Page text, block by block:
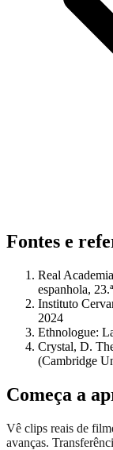
Fontes e
Real
espanhola,
Instituto
2024
Ethnologue:
Crystal, D.
(Cambridge
Começa a
Vê clips reais de
avanças.